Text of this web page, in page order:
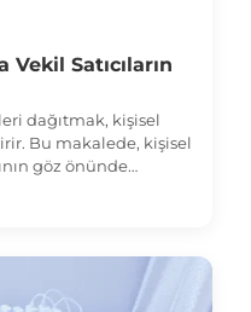
Satıcıların
dağıtmak, kişisel
Bu makalede, kişisel
göz önünde
inceleyeceğiz.